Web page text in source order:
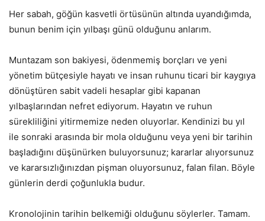
Her sabah, göğün kasvetli örtüsünün altında uyandığımda,
bunun benim için yılbaşı günü olduğunu anlarım.
Muntazam son bakiyesi, ödenmemiş borçları ve yeni
yönetim bütçesiyle hayatı ve insan ruhunu ticari bir kaygıya
dönüştüren sabit vadeli hesaplar gibi kapanan
yılbaşlarından nefret ediyorum. Hayatın ve ruhun
sürekliliğini yitirmemize neden oluyorlar. Kendinizi bu yıl
ile sonraki arasında bir mola olduğunu veya yeni bir tarihin
başladığını düşünürken buluyorsunuz; kararlar alıyorsunuz
ve kararsızlığınızdan pişman oluyorsunuz, falan filan. Böyle
günlerin derdi çoğunlukla budur.
Kronolojinin tarihin belkemiği olduğunu söylerler. Tamam.